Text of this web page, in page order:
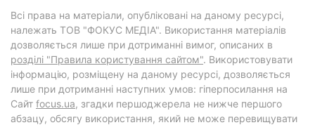
Всі права на матеріали, опубліковані на даному ресурсі,
належать ТОВ "ФОКУС МЕДІА". Використання матеріалів
дозволяється лише при дотриманні вимог, описаних в
розділі "Правила користування сайтом". Використовувати
інформацію, розміщену на даному ресурсі, дозволяється
лише при дотриманні наступних умов: гіперпосилання на
Cайт focus.ua, згадки першоджерела не нижче першого
абзацу, обсягу використання, який не може перевищувати